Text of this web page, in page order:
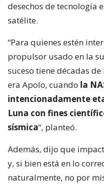
desechos de tecnología
satélite.
“Para quienes estén
propulsor usado en la
suceso tiene décadas
era Apolo, cuando la
intencionadamente
Luna con fines
sísmica“, planteó.
Además, dijo que
y, si bien está en lo
naturalmente, no por